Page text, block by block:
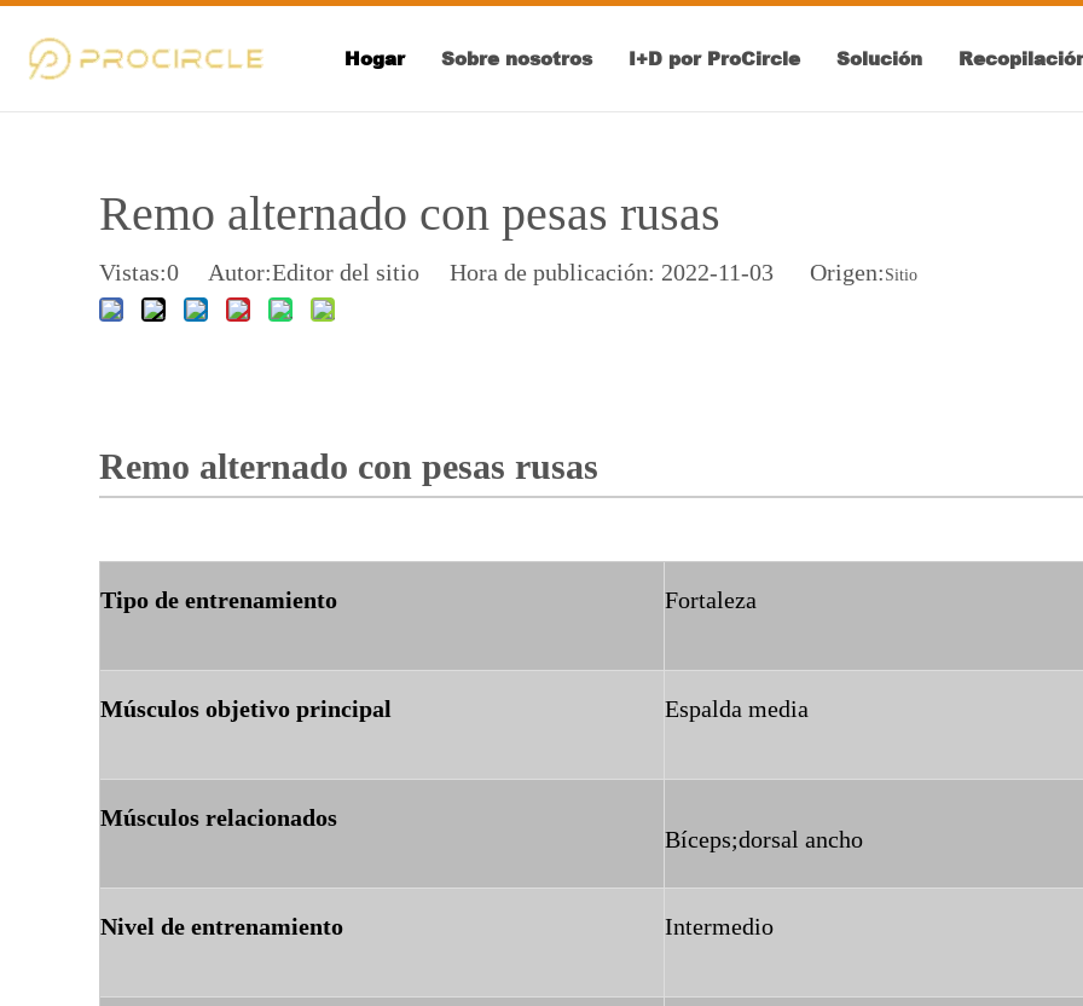
Hogar Sobre nosotros I+D por ProCircle Solución
Remo alternado con pesas rusas
Vistas:0 Autor:Editor del sitio Hora de publicación: 2022-11-03 Origen: Sitio
Remo alternado con pesas rusas
Tipo de entrenamiento Fortaleza
Músculos objetivo principal Espalda media
Músculos relacionados
Bíceps;dorsal ancho
Nivel de entrenamiento Intermedio